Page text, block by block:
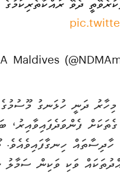
ދެވޭ
ދަނީ ހުޅަނގު
ހާދިސާތައް
ވަކި ވަކިން ސަމާލު